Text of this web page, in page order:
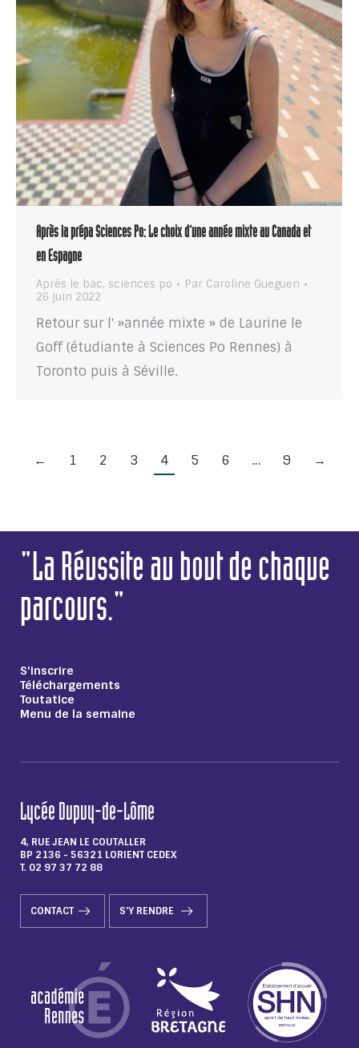
Après la prépa Sciences Po: Le choix d’une année mixte au Canada et
en Espagne
Après le bac, sciences po Par Caroline Gueguen
26 juin 2022
Retour sur l' »année mixte » de Laurine le
Goff (étudiante à Sciences Po Rennes) à
Toronto puis à Séville.
← 1 2 3 4 5 6 … 9 →
"La Réussite au bout de chaque
parcours."
S'inscrire
Téléchargements
Toutatice
Menu de la semaine
Lycée Dupuy-de-Lôme
4, RUE JEAN LE COUTALLER
BP 2136 - 56321 LORIENT CEDEX
T. 02 97 37 72 88
CONTACT S'Y RENDRE